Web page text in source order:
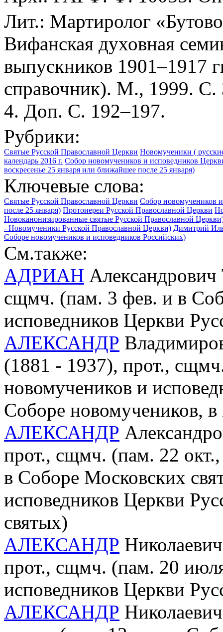
Лит.: Мартиролог
Вифанская духовная
выпускников 1901–1917
справочник). М., 1999. С.
4. Доп. С. 192–197.
Рубрики:
Святые Русской Православной Церкви Новомученики (
календарь 2016 г. Собор новомучеников и исповедников
воскресенье 25 января или ближайшее после 25 января)
Ключевые слова:
Святые Русской Православной Церкви Собор новомучеников
после 25 января) Протоиереи Русской Православной Церкви
Новоканонизированные святые Русской Православной
- Новомученики Русской Православной Церкви) Димитрий
Соборе новомучеников и исповедников Российских)
См.также:
АДРИАН
сщмч. (пам. 3 фев. и в
исповедников Церкви
АЛЕКСАНДР
(1881 - 1937), прот.,
новомучеников и
Соборе новомучеников,
АЛЕКСАНДР
прот., сщмч. (пам. 22
в Соборе Московских
исповедников Церкви
святых)
АЛЕКСАНДР
прот., сщмч. (пам. 20
исповедников Церкви
АЛЕКСАНДР